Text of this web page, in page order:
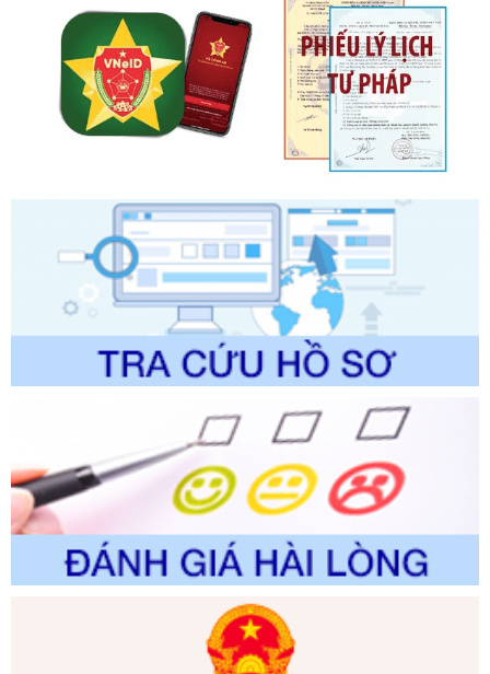
sung bởi Nghị định số 102/2021/NĐ-CP
Ngày ban hành: 20/07/2026
Số kí hiệu:2303/QĐ-UBND
Tên: Quyết định công bố Danh mục thủ tục hành chính mới
ban hành, được sửa đổi, bổ sung, bị bãi bỏ và phê duyệt
Quy trình nội bộ, quy trình điện tử giải quyết thủ tục hành
chính trong một số lĩnh vực thuộc phạm vi chức năng quản
Ngày ban hành: 01/06/2026
Số kí hiệu:2304/QĐ-UBND
Tên: Quyết định công bố Danh mục thủ tục hành chính
được sửa đổi, bổ sung và phê duyệt Quy trình nội bộ, quy
trình điện tử giải quyết thủ tục hành chính trong lĩnh vực Du
lịch thuộc phạm vi chức năng quản lý của Sở Văn hóa, Thể
thao và Du lịch
Ngày ban hành: 01/06/2026
2310/QĐ-UBND
Tên: Về việc công bố Danh mục thủ tục hành chính sửa
đổi, bổ sung và phê duyệt Quy trình nội bộ, quy trình điện tử
trong giải quyết thủtục hành chính lĩnh vực biến đổi khí hậu
thuộc phạm vi giải quyết của Sở Nông nghiệp và Môi
trường
Ngày ban hành: 01/06/2026
Số kí hiệu:2300/QĐ-UBND
Tên: V/v công bố danh mục thủ tục hành chính được sửa
đổi, bổ sung và phê duyệt quy trình nội bộ, quy trình điện tử
giải quyết thủ tục hành chính trong lĩnh vực Luật sư thuộc